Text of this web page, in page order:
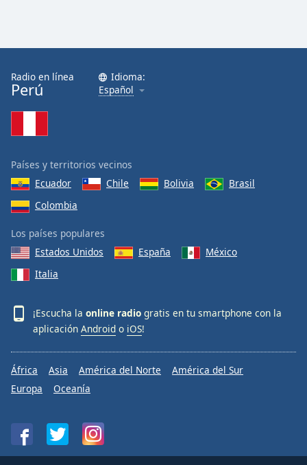
Radio en línea
Perú
Idioma:
Español
Países y territorios vecinos
Ecuador
Chile Bolivia
Brasil
Colombia
Los países populares
Estados Unidos
España
México
Italia
¡Escucha la online radio gratis en tu smartphone con la
aplicación Android o iOS!
África Asia América del Norte
América del Sur
Europa
Oceanía